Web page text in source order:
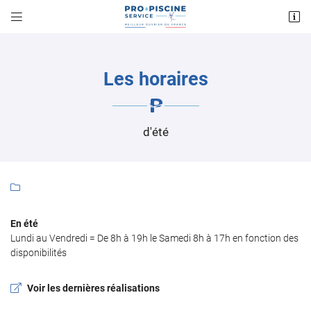
 
25 Rue Garibaldi
 Recopier le code ci-contre
Les horaires
d'été

En été
Lundi au Vendredi = De 8h à 19h le Samedi 8h à 17h en fonction des
disponibilités
Voir les dernières réalisations